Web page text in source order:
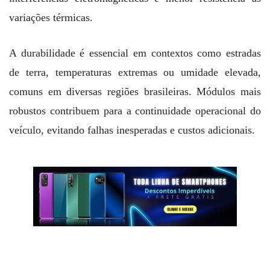
variações térmicas.
A durabilidade é essencial em contextos como estradas
de terra, temperaturas extremas ou umidade elevada,
comuns em diversas regiões brasileiras. Módulos mais
robustos contribuem para a continuidade operacional do
veículo, evitando falhas inesperadas e custos adicionais.